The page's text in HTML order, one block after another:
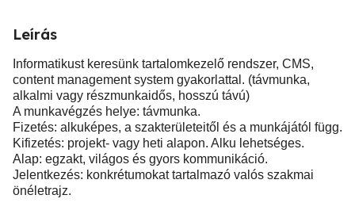
Leírás
Informatikust keresünk tartalomkezelő rendszer, CMS,
content management system gyakorlattal. (távmunka,
alkalmi vagy részmunkaidős, hosszú távú)
A munkavégzés helye: távmunka.
Fizetés: alkuképes, a szakterületeitől és a munkájától függ.
Kifizetés: projekt- vagy heti alapon. Alku lehetséges.
Alap: egzakt, világos és gyors kommunikáció.
Jelentkezés: konkrétumokat tartalmazó valós szakmai
önéletrajz.